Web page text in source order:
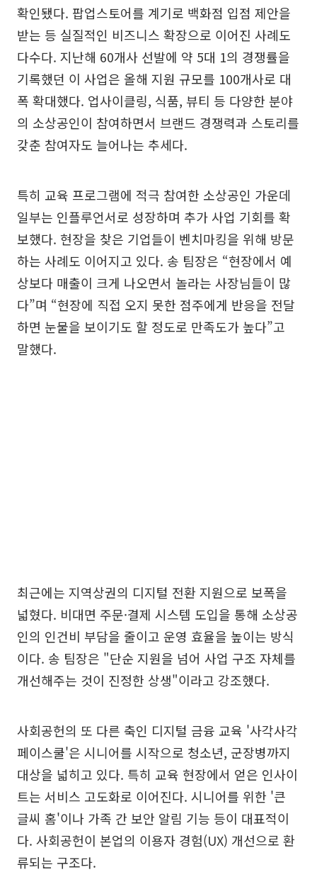
확인됐다. 팝업스토어를 계기로 백화점 입점 제안을
받는 등 실질적인 비즈니스 확장으로 이어진 사례도
다수다. 지난해 60개사 선발에 약 5대 1의 경쟁률을
기록했던 이 사업은 올해 지원 규모를 100개사로 대
폭 확대했다. 업사이클링, 식품, 뷰티 등 다양한 분야
의 소상공인이 참여하면서 브랜드 경쟁력과 스토리를
갖춘 참여자도 늘어나는 추세다.
특히 교육 프로그램에 적극 참여한 소상공인 가운데
일부는 인플루언서로 성장하며 추가 사업 기회를 확
보했다. 현장을 찾은 기업들이 벤치마킹을 위해 방문
하는 사례도 이어지고 있다. 송 팀장은 “현장에서 예
상보다 매출이 크게 나오면서 놀라는 사장님들이 많
다”며 “현장에 직접 오지 못한 점주에게 반응을 전달
하면 눈물을 보이기도 할 정도로 만족도가 높다”고
말했다.
최근에는 지역상권의 디지털 전환 지원으로 보폭을
넓혔다. 비대면 주문·결제 시스템 도입을 통해 소상공
인의 인건비 부담을 줄이고 운영 효율을 높이는 방식
이다. 송 팀장은 "단순 지원을 넘어 사업 구조 자체를
개선해주는 것이 진정한 상생"이라고 강조했다.
사회공헌의 또 다른 축인 디지털 금융 교육 '사각사각
페이스쿨'은 시니어를 시작으로 청소년, 군장병까지
대상을 넓히고 있다. 특히 교육 현장에서 얻은 인사이
트는 서비스 고도화로 이어진다. 시니어를 위한 '큰
글씨 홈'이나 가족 간 보안 알림 기능 등이 대표적이
다. 사회공헌이 본업의 이용자 경험(UX) 개선으로 환
류되는 구조다.